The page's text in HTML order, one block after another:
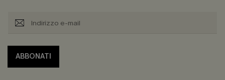
ABBONATI